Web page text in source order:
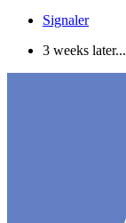
Signaler
3 weeks later...